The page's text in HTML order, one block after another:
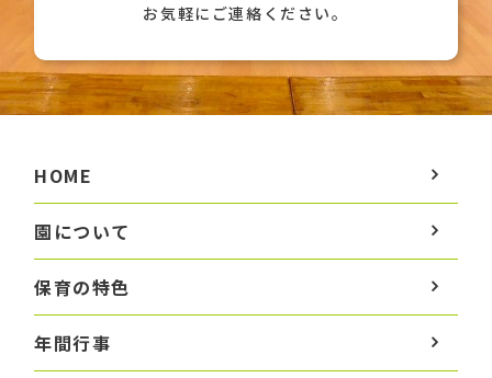
お気軽にご連絡ください。
HOME
園について
保育の特色
年間行事